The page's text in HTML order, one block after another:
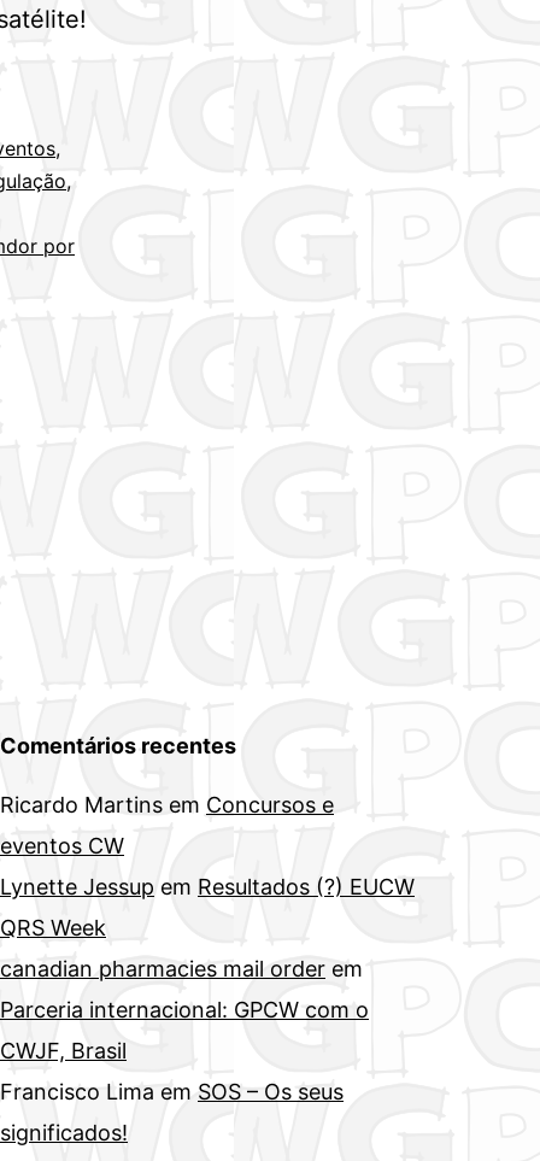
,
,
por
Comentários recentes
Ricardo Martins em Concursos e
eventos CW
Lynette Jessup em Resultados (?) EUCW
QRS Week
canadian pharmacies mail order em
Parceria internacional: GPCW com o
CWJF, Brasil
Francisco Lima em SOS – Os seus
significados!